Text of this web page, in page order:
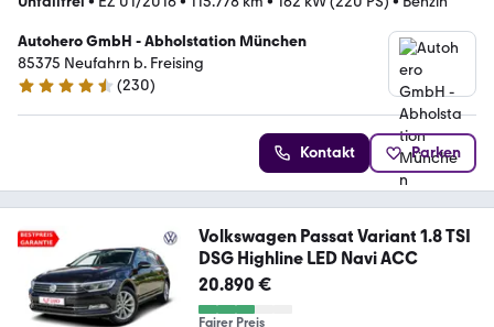
Autohero GmbH - Abholstation München
85375 Neufahrn b. Freising
4.4 Sterne
(230)
Kontakt Parken
Volkswagen Passat Variant 1.8 TSI
DSG Highline LED Navi ACC
20.890 €
Fairer Preis